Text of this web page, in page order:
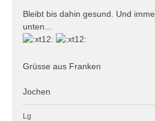
Bleibt bis dahin gesund. Und
unten...
Grüsse aus Franken
Jochen
Lg